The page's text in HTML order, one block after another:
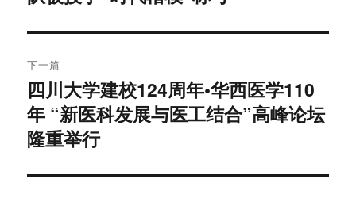
航
章：
下一篇
下
篇
文
四川大学建校124周年•华西医学110
年 “新医科发展与医工结合”高峰论坛
隆重举行